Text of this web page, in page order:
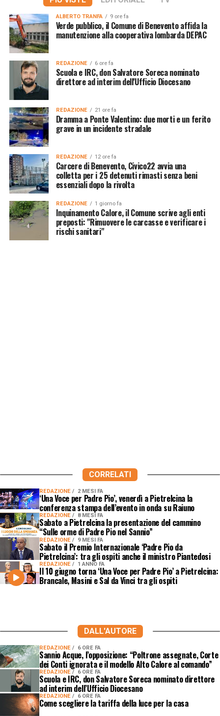
ALBERTO TRANFA 9 ore fa
Verde pubblico, il Comune di Benevento affida la
manutenzione alla cooperativa lombarda DEPAC
REDAZIONE 6 ore fa
Scuola e IRC, don Salvatore Soreca nominato
direttore ad interim dell'Ufficio Diocesano
REDAZIONE 21 ore fa
Dramma a Ponte Valentino: due morti e un ferito
grave in un incidente stradale
REDAZIONE 12 ore fa
Carcere di Benevento, Civico22 avvia una
colletta per i 25 detenuti rimasti senza beni
essenziali dopo la rivolta
REDAZIONE 1 giorno fa
Inquinamento Calore, il Comune scrive agli enti
preposti: "Rimuovere le carcasse e verificare i
rischi sanitari"
CORRELATI
REDAZIONE 2 MESI FA
‘Una Voce per Padre Pio’, venerdì a Pietrelcina la
conferenza stampa dell’evento in onda su Raiuno
REDAZIONE 8 MESI FA
Sabato a Pietrelcina la presentazione del cammino
“Sulle orme di Padre Pio nel Sannio”
REDAZIONE 9 MESI FA
Sabato il Premio Internazionale ‘Padre Pio da
Pietrelcina’: tra gli ospiti anche il ministro Piantedosi
REDAZIONE 1 ANNO FA
Il 10 giugno torna ‘Una Voce per Padre Pio’ a Pietrelcina:
Brancale, Masini e Sal da Vinci tra gli ospiti
DALL'AUTORE
REDAZIONE 6 ORE FA
Sannio Acque, l’opposizione: “Poltrone assegnate, Corte
dei Conti ignorata e il modello Alto Calore al comando”
REDAZIONE 6 ORE FA
Scuola e IRC, don Salvatore Soreca nominato direttore
ad interim dell’Ufficio Diocesano
REDAZIONE 6 ORE FA
Come scegliere la tariffa della luce per la casa